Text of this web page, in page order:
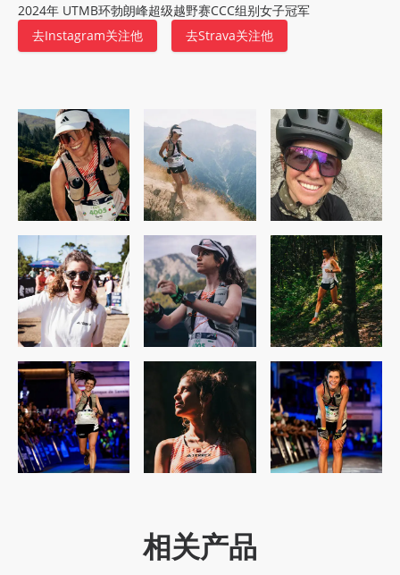
2024年 UTMB环勃朗峰超级越野赛CCC组别女子冠军
去Instagram关注他
去Strava关注他
相关产品